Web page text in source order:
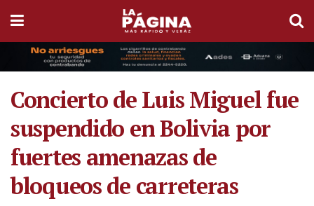
Concierto de Luis Miguel fue
suspendido en Bolivia por
fuertes amenazas de
bloqueos de carreteras